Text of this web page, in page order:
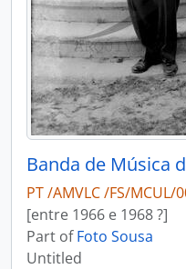
Banda de Música
PT /AMVLC /FS/MCUL/
[entre 1966 e 1968 ?]
Part ofFoto Sousa
Untitled